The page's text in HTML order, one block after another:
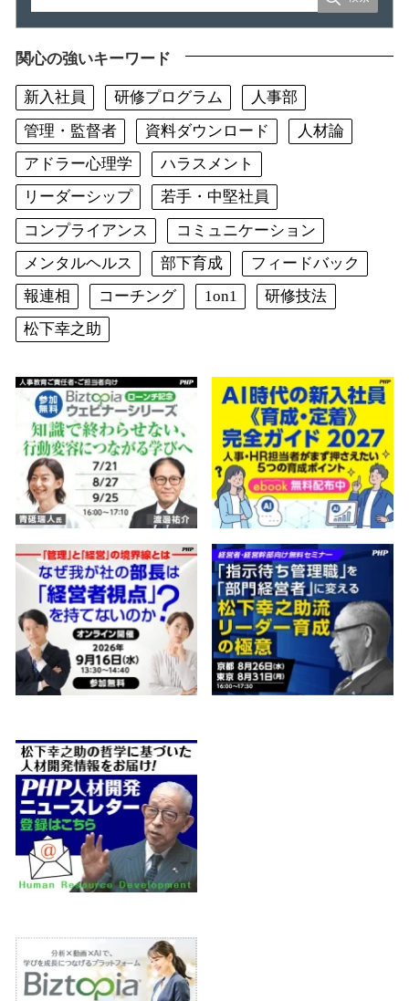
関心の強いキーワード
新入社員 研修プログラム
人事部
管理・監督者
資料ダウンロード
人材論
アドラー心理学
ハラスメント
リーダーシップ
若手・中堅社員
コンプライアンス
コミュニケーション
メンタルヘルス
部下育成
フィードバック
報連相
コーチング 1on1
研修技法
松下幸之助